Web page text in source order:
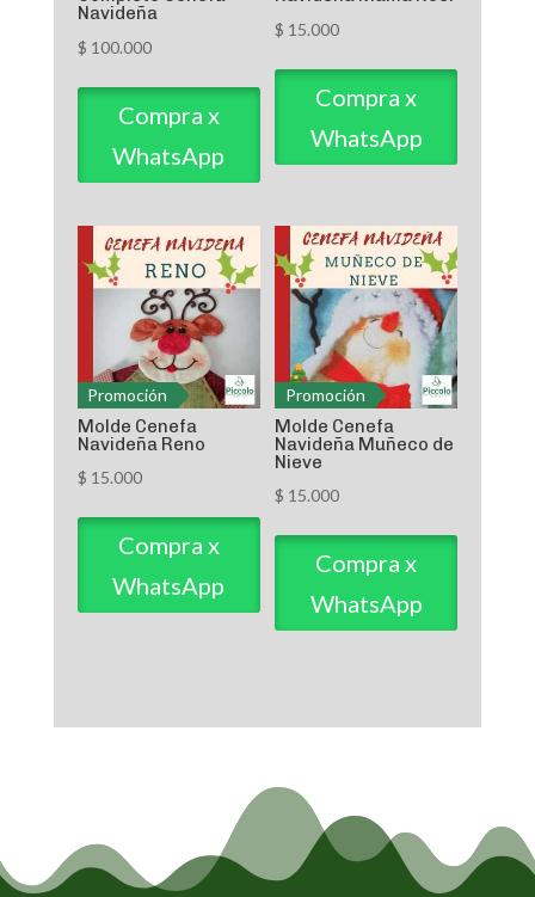
Navideña
$ 100.000
Compra x
WhatsApp
$ 15.000
Compra x
WhatsApp
Promoción
Molde Cenefa
Navideña Reno
$ 15.000
Compra x
WhatsApp
Promoción
Molde Cenefa
Navideña Muñeco de
Nieve
$ 15.000
Compra x
WhatsApp